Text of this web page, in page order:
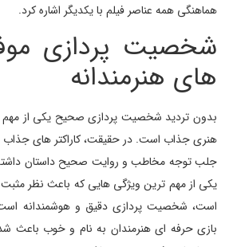
هماهنگی همه عناصر فیلم با یکدیگر اشاره کرد.
شخصیت پردازی
های هنرمندانه
بدون تردید شخصیت پردازی صحیح یکی از مهم
هنری جذاب است. در حقیقت، کاراکتر های
جلب توجه مخاطب و روایت صحیح داستان
یکی از مهم ترین ویژگی هایی که باعث نظر
است، شخصیت پردازی دقیق و هوشمندانه است.
بازی حرفه ای هنرمندان به نام و خوب باعث